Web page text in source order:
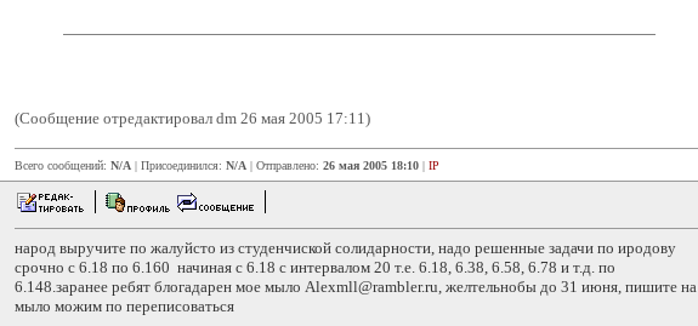
(Сообщение отредактировал dm 26 мая 2005 17:11)
Всего сообщений: N/A | Присоединился: N/A | Отправлено: 26 мая 2005 18:10 | IP
народ выручите по жалуйсто из студенчиской солидарности, надо решенные задачи по иродову
срочно с 6.18 по 6.160 начиная с 6.18 с интервалом 20 т.е. 6.18, 6.38, 6.58, 6.78 и т.д. по
6.148.заранее ребят блогадарен мое мыло Alexmll@rambler.ru, желтельнобы до 31 июня, пишите на
мыло можим по переписоваться